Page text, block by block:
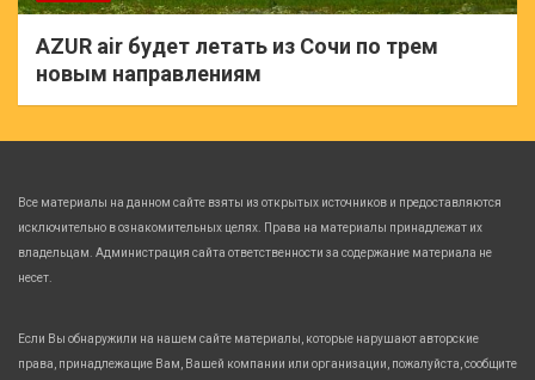
AZUR air будет летать из Сочи по трем
новым направлениям
Все материалы на данном сайте взяты из открытых источников и предоставляются
исключительно в ознакомительных целях. Права на материалы принадлежат их
владельцам. Администрация сайта ответственности за содержание материала не
несет.
Если Вы обнаружили на нашем сайте материалы, которые нарушают авторские
права, принадлежащие Вам, Вашей компании или организации, пожалуйста, сообщите